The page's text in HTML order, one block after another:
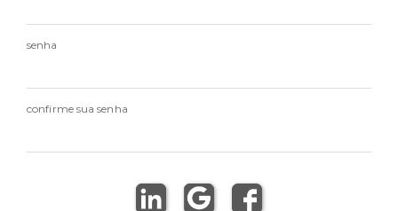
senha
confirme sua senha